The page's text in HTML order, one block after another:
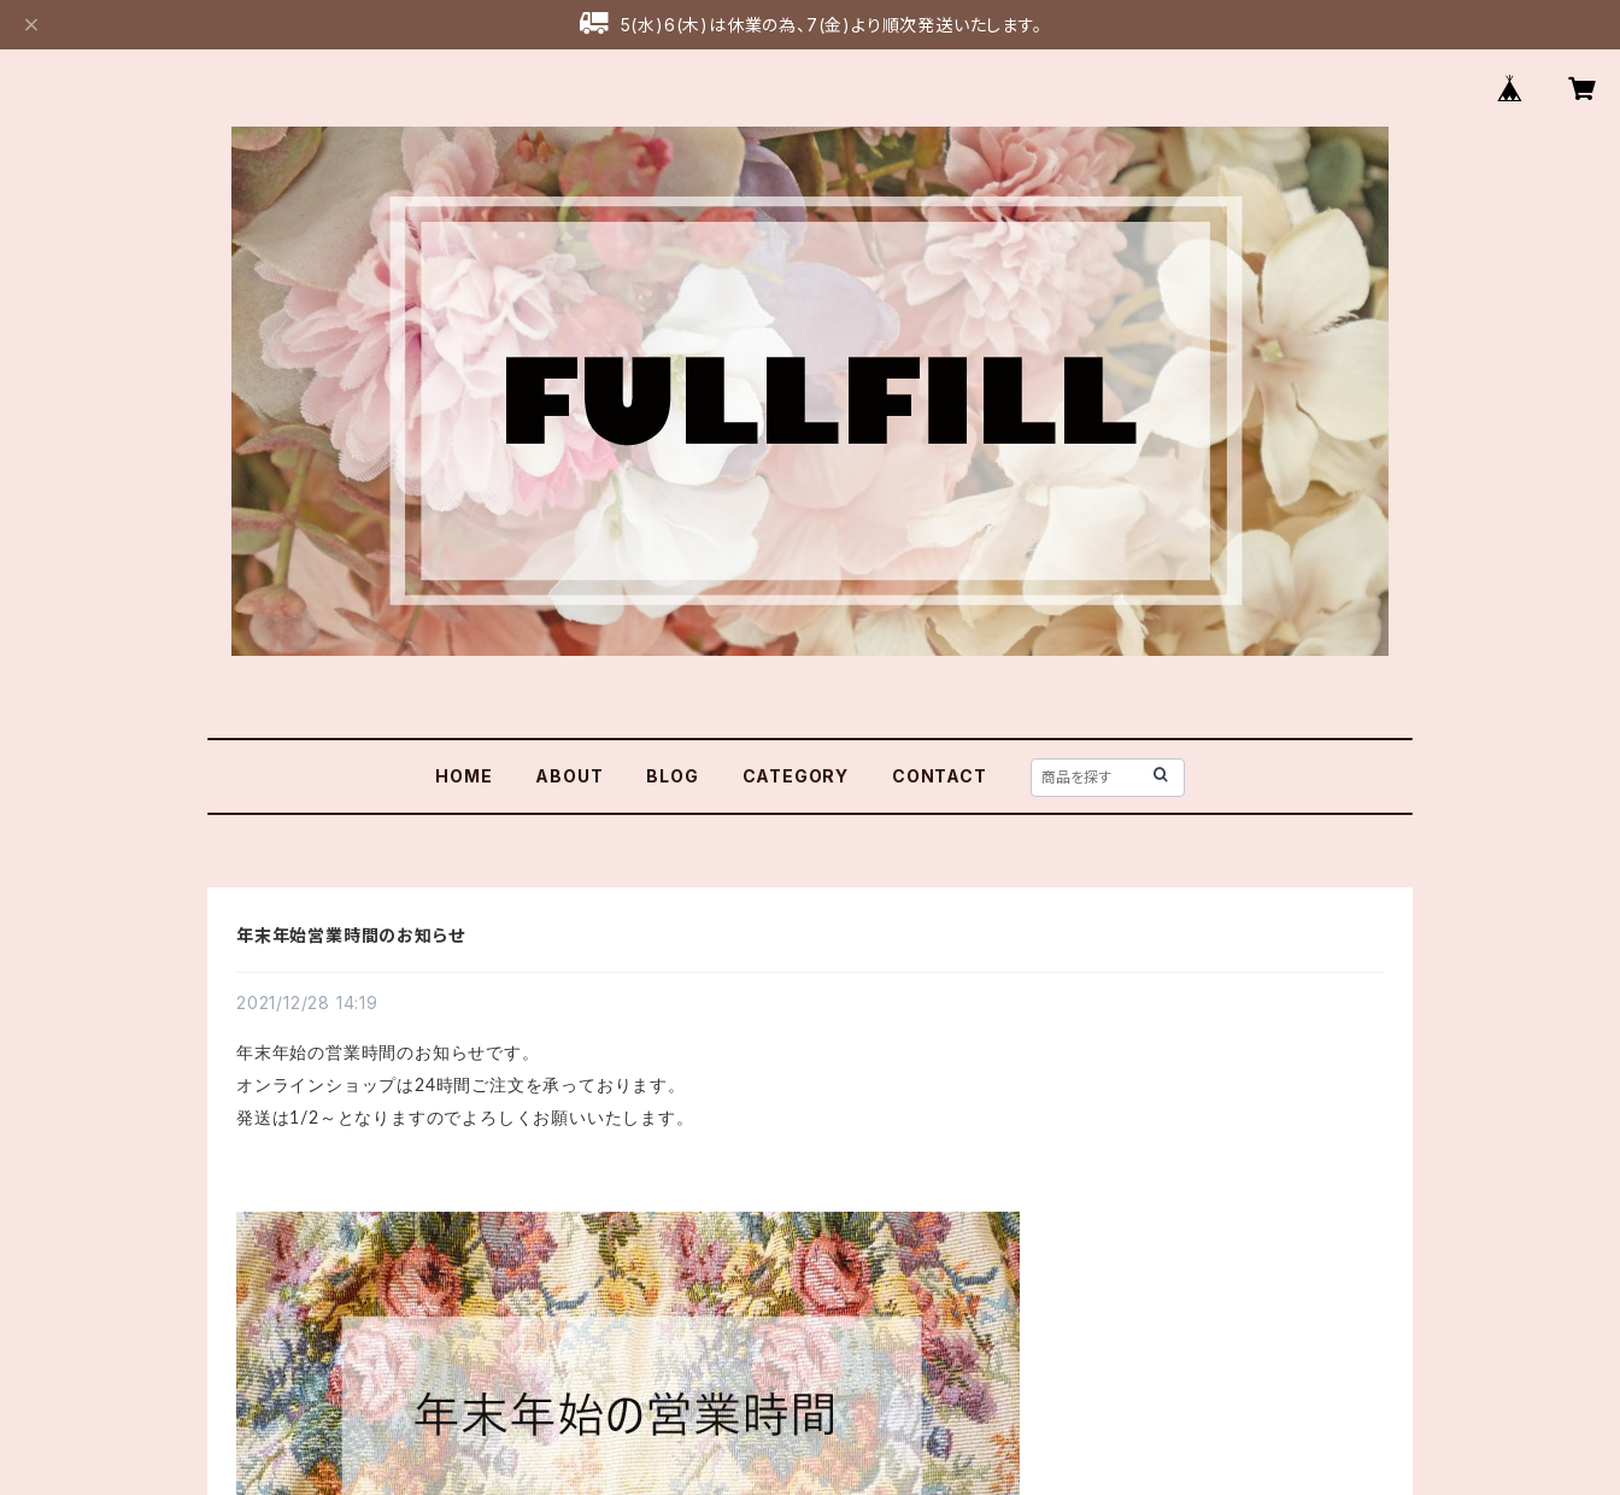
5(水)6(木)は休業の為、7(金)より順次発送いたします。
HOME ABOUT BLOG CATEGORY CONTACT
年末年始営業時間のお知らせ
2021/12/28 14:19
年末年始の営業時間のお知らせです。
オンラインショップは24時間ご注文を承っております。
発送は1/2～となりますのでよろしくお願いいたします。